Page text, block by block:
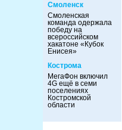
Смоленск
Смоленская
команда одержала
победу на
всероссийском
хакатоне «Кубок
Енисея»
Кострома
МегаФон включил
4G ещё в семи
поселениях
Костромской
области